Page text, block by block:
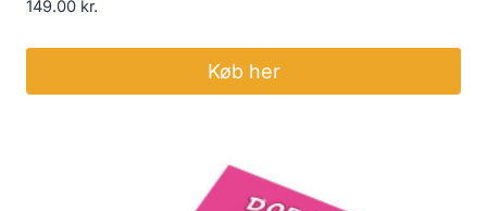
149.00 kr.
Køb her